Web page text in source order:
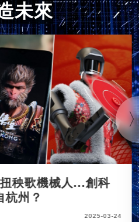
未來
秧歌機械人...創科
杭州？
2025-03-24